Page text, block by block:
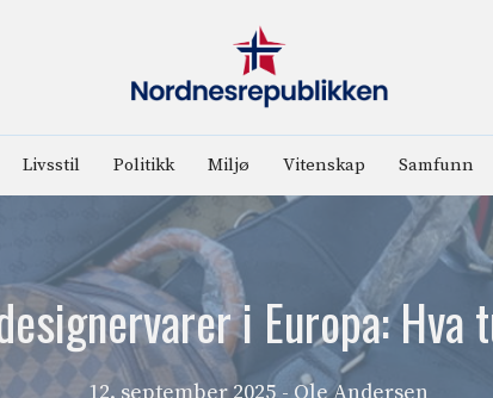
Livsstil Politikk Miljø Vitenskap Samfunn
i Europa:
12. september 2025 - Ole Andersen